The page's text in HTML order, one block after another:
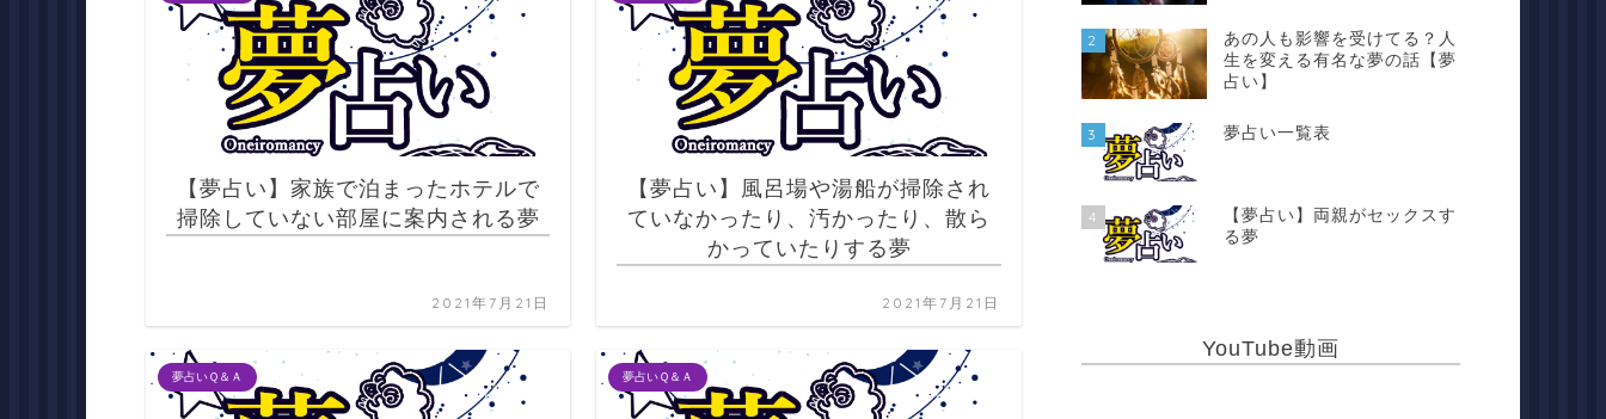
【夢占い】家族で泊まったホテルで
掃除していない部屋に案内される夢
2021年7月21日
【夢占い】風呂場や湯船が掃除され
ていなかったり、汚かったり、散ら
かっていたりする夢
2021年7月21日
夢占いＱ＆Ａ 夢占いＱ＆Ａ
2
あの人も影響を受けてる？人
生を変える有名な夢の話【夢
占い】
3 夢占い一覧表
4
【夢占い】両親がセックスす
る夢
YouTube動画